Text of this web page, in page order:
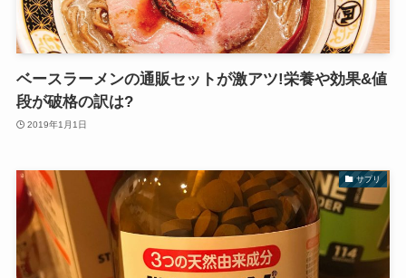
ベースラーメンの通販セットが激アツ!栄養や効果&値
段が破格の訳は?
2019年1月1日
サプリ